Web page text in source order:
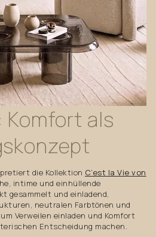
Komfort als
die Kollektion C’est la Vie von
intime und einhüllende
gesammelt und einladend,
neutralen Farbtönen und
Verweilen einladen und Komfort
Entscheidung machen.